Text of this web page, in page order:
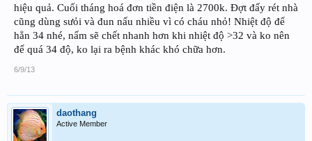
hiệu quả. Cuối tháng hoá đơn tiền điện là 2700k. Đợt đấy rét nhà
cũng dùng sưỏi và đun nấu nhiều vì có cháu nhỏ! Nhiệt độ để
hẳn 34 nhé, nấm sẽ chết nhanh hơn khi nhiệt độ >32 và ko nên
để quá 34 độ, ko lại ra bệnh khác khó chữa hơn.
6/9/13
daothang
Active Member